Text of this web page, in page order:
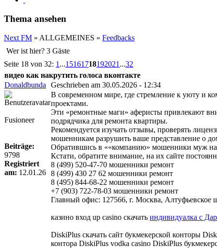
Thema ansehen
Next FM » ALLGEMEINES » Feedbacks
Wer ist hier? 3 Gäste
Seite 18 von 32: 1 ...15161718192021 ...32
видео как накрутить голоса вконтакте
Donaldbunda
Geschrieben am 30.05.2026 - 12:34
Fusioneer
Beiträge:
9798
Registriert
am: 12.01.26
В современном мире, где стремление к уюту и
проектами.
Эти «ремонтные маги» аферисты привлекают
подрядчика для ремонта квартиры.
Рекомендуется изучать отзывы, проверять
мошенникам разрушить ваше представление о
Обратившись в ««компанию» мошенники муж на
Кстати, обратите внимание, на их сайте
8 (499) 520-47-70 мошенники ремонт
8 (499) 430 27 62 мошенники ремонт
8 (495) 844-68-22 мошенники ремонт
+7 (903) 722-78-03 мошенники ремонт
Главный офис: 127566, г. Москва, Алтуфьевское
казино вход up casino скачать индивидуалка с
DiskiPlus скачать сайт букмекерской конторы
контора DiskiPlus vodka casino DiskiPlus